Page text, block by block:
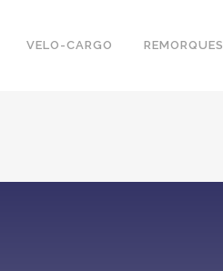
VELO-CARGO REMORQUES